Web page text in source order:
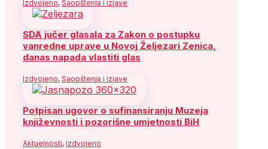
Izdvojeno, Saopštenja i izjave
SDA jučer glasala za Zakon o postupku
vanredne uprave u Novoj Željezari Zenica,
danas napada vlastiti glas
Izdvojeno, Saopštenja i izjave
Potpisan ugovor o sufinansiranju Muzeja
književnosti i pozorišne umjetnosti BiH
Aktuelnosti, Izdvojeno